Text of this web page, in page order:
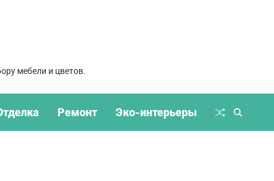
мебели и цветов.
Ремонт Эко-интерьеры